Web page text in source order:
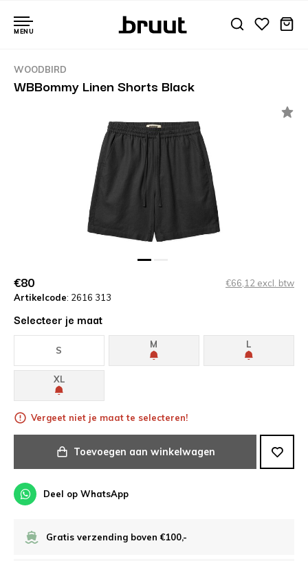
MENU
WOODBIRD
WBBommy Linen Shorts Black
€80
€66,12 excl. btw
Artikelcode: 2616 313
Selecteer je maat
S
M L
XL
Vergeet niet je maat te selecteren!
Toevoegen aan winkelwagen
Deel op WhatsApp
Gratis verzending boven €100,-